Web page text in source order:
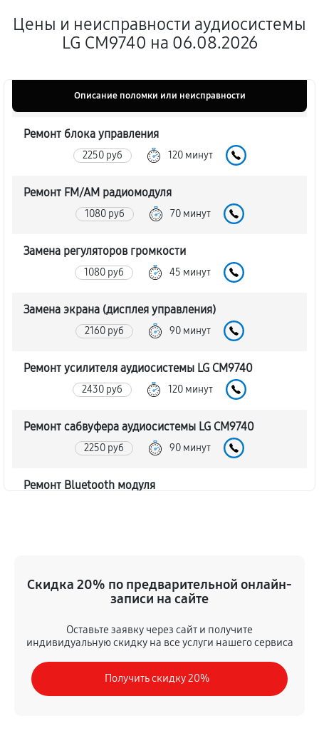
Цены и неисправности аудиосистемы
LG CM9740 на 06.08.2026
Описание поломки или неисправности
Ремонт блока управления
2250 руб 120 минут
Ремонт FM/AM радиомодуля
1080 руб 70 минут
Замена регуляторов громкости
1080 руб 45 минут
Замена экрана (дисплея управления)
2160 руб 90 минут
Ремонт усилителя аудиосистемы LG CM9740
2430 руб 120 минут
Ремонт сабвуфера аудиосистемы LG CM9740
2250 руб 90 минут
Ремонт Bluetooth модуля
Замена шлейфа аудиосистемы LG CM9740
50 минут
Замена разъема питания
900 руб 40 минут
Скидка 20% по предварительной онлайн-
записи на сайте
Оставьте заявку через сайт и получите
индивидуальную скидку на все услуги нашего сервиса
Получить скидку 20%